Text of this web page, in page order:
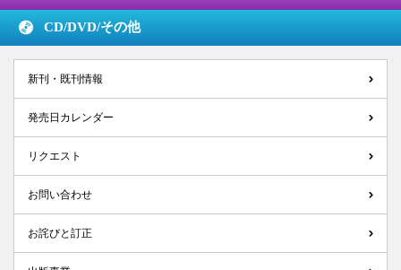
CD/DVD/その他
新刊・既刊情報
発売日カレンダー
リクエスト
お問い合わせ
お詫びと訂正